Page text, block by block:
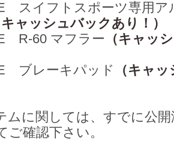
スイフトスポーツ専用
キャッシュバックあり！）
R-60 マフラー （キャッ
ブレーキパッド
（キャ
ムに関しては、すでに公
ご確認下さい。